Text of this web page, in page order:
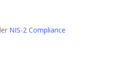
NIS-2 Compliance